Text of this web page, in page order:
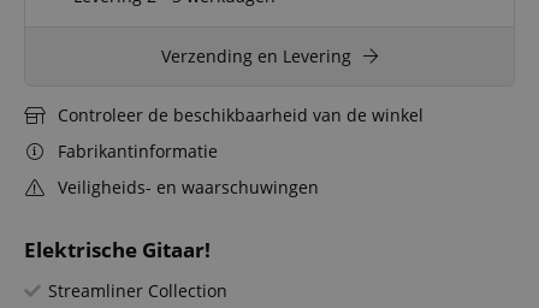
Elektrische Gitaar!
Streamliner Collection
Verzending en Levering
Controleer de beschikbaarheid van de winkel
Fabrikantinformatie
Veiligheids- en waarschuwingen